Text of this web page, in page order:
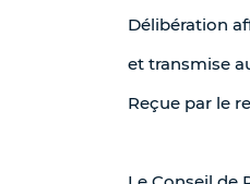
Délibération
et transmise
Reçue par le